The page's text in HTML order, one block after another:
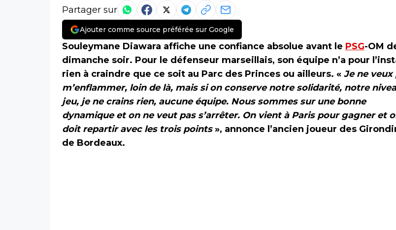
Partager sur
Ajouter comme source préférée sur Google
Souleymane Diawara affiche une confiance absolue avant le PSG-OM
dimanche soir. Pour le défenseur marseillais, son équipe n’a pour
rien à craindre que ce soit au Parc des Princes ou ailleurs. « Je ne veux
m’enflammer, loin de là, mais si on conserve notre solidarité, notre
jeu, je ne crains rien, aucune équipe. Nous sommes sur une bonne
dynamique et on ne veut pas s’arrêter. On vient à Paris pour gagner et
doit repartir avec les trois points», annonce l’ancien joueur des
de Bordeaux.